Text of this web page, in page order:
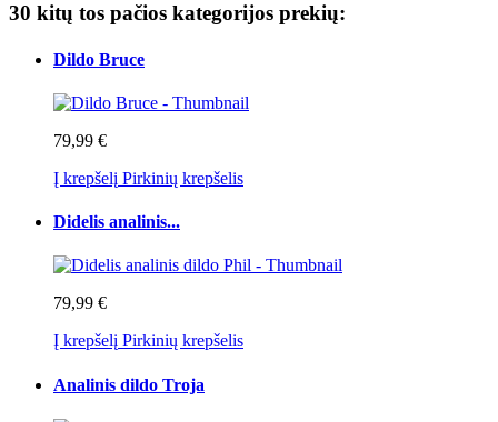
30 kitų tos pačios kategorijos prekių:
Dildo Bruce
79,99 €
Į krepšelį Pirkinių krepšelis
Didelis analinis...
79,99 €
Į krepšelį Pirkinių krepšelis
Analinis dildo Troja